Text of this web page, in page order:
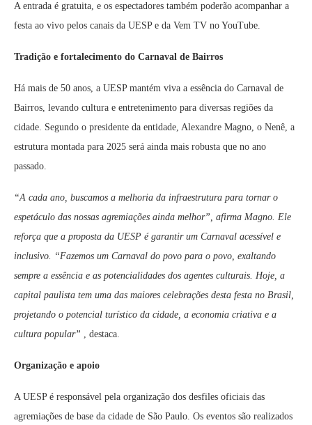
A entrada é gratuita, e os espectadores também poderão acompanhar a
festa ao vivo pelos canais da UESP e da Vem TV no YouTube.
Tradição e fortalecimento do Carnaval de Bairros
Há mais de 50 anos, a UESP mantém viva a essência do Carnaval de
Bairros, levando cultura e entretenimento para diversas regiões da
cidade. Segundo o presidente da entidade, Alexandre Magno, o Nenê, a
estrutura montada para 2025 será ainda mais robusta que no ano
passado.
“A cada ano, buscamos a melhoria da infraestrutura para tornar o
espetáculo das nossas agremiações ainda melhor”, afirma Magno. Ele
reforça que a proposta da UESP é garantir um Carnaval acessível e
inclusivo. “Fazemos um Carnaval do povo para o povo, exaltando
sempre a essência e as potencialidades dos agentes culturais. Hoje, a
capital paulista tem uma das maiores celebrações desta festa no Brasil,
projetando o potencial turístico da cidade, a economia criativa e a
cultura popular” , destaca.
Organização e apoio
A UESP é responsável pela organização dos desfiles oficiais das
agremiações de base da cidade de São Paulo. Os eventos são realizados